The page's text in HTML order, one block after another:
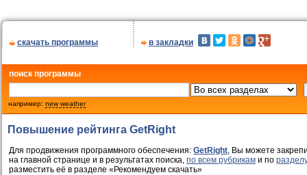
скачать программы в закладки
поиск программы
например: new weather
Повышение рейтинга GetRight
Для продвижения программного обеспечения: GetRight, Вы можете
на главной странице и в результатах поиска, по всем рубрикам и по
разместить её в разделе «Рекомендуем скачать»